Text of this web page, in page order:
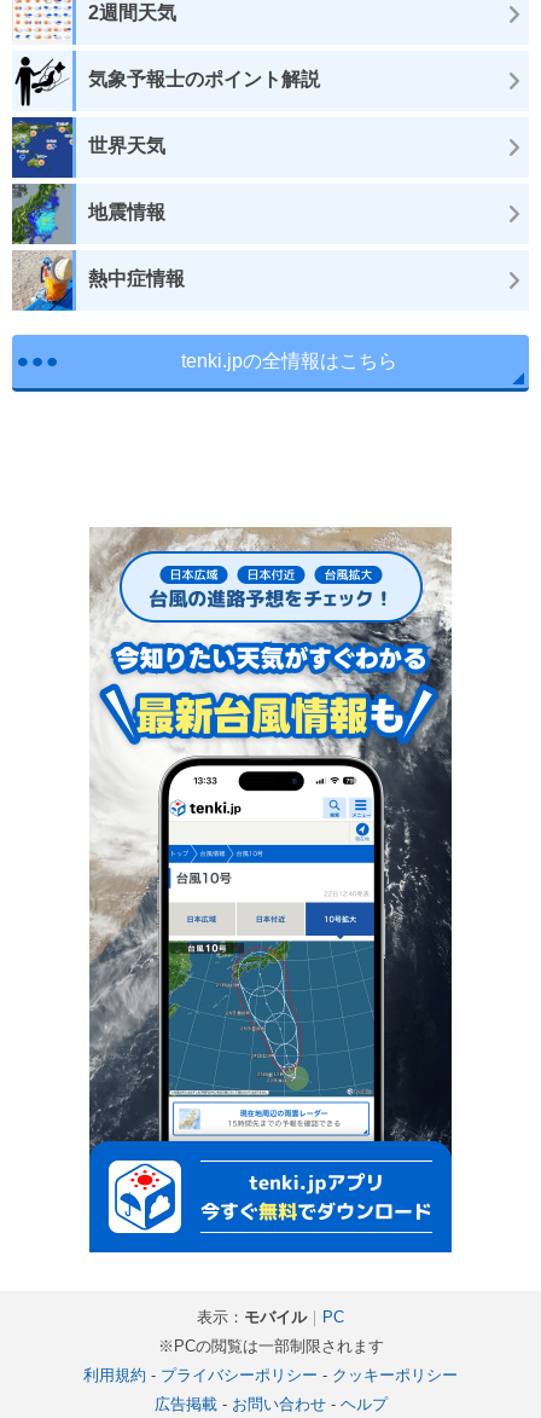
2週間天気
気象予報士のポイント解説
世界天気
地震情報
熱中症情報
tenki.jpの全情報はこちら
表示： モバイル｜ PC
※PCの閲覧は一部制限されます
利用規約 - プライバシーポリシー - クッキーポリシー
広告掲載- お問い合わせ- ヘルプ